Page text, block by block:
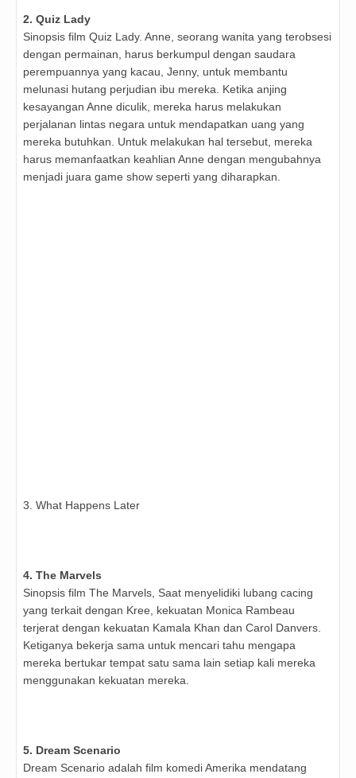
2. Quiz Lady
Sinopsis film Quiz Lady. Anne, seorang wanita yang terobsesi
dengan permainan, harus berkumpul dengan saudara
perempuannya yang kacau, Jenny, untuk membantu
melunasi hutang perjudian ibu mereka. Ketika anjing
kesayangan Anne diculik, mereka harus melakukan
perjalanan lintas negara untuk mendapatkan uang yang
mereka butuhkan. Untuk melakukan hal tersebut, mereka
harus memanfaatkan keahlian Anne dengan mengubahnya
menjadi juara game show seperti yang diharapkan.
3. What Happens Later
4. The Marvels
Sinopsis film The Marvels, Saat menyelidiki lubang cacing
yang terkait dengan Kree, kekuatan Monica Rambeau
terjerat dengan kekuatan Kamala Khan dan Carol Danvers.
Ketiganya bekerja sama untuk mencari tahu mengapa
mereka bertukar tempat satu sama lain setiap kali mereka
menggunakan kekuatan mereka.
5. Dream Scenario
Dream Scenario adalah film komedi Amerika mendatang